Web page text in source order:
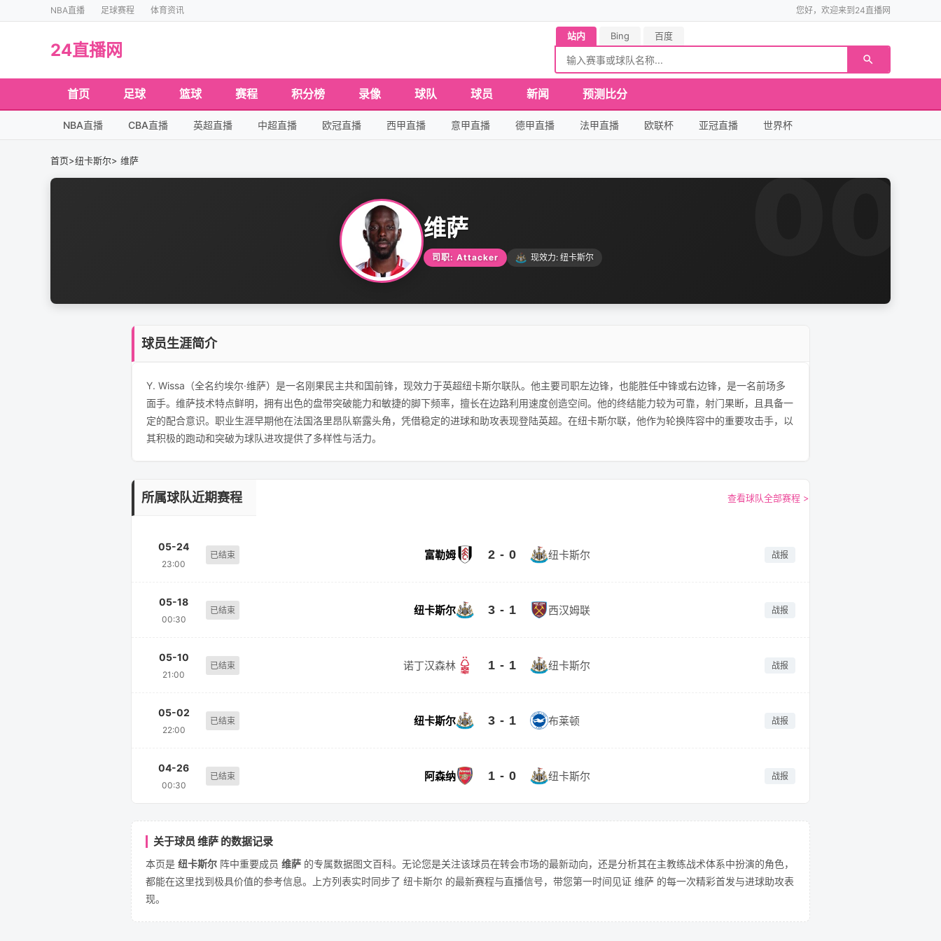
NBA直播 足球赛程 体育资讯 您好，欢迎来到24直播网
24直播网
站内 Bing 百度
首页 足球 篮球 赛程 积分榜 录像 球队 球员 新闻 预测比分
NBA直播 CBA直播 英超直播 中超直播 欧冠直播 西甲直播 意甲直播 德甲直播 法甲直播 欧联杯 亚冠直播 世界杯
首页>纽卡斯尔> 维萨 00
维萨
司职: Attacker 现效力: 纽卡斯尔
球员生涯简介
Y. Wissa（全名约埃尔·维萨）是一名刚果民主共和国前锋，现效力于英超纽卡斯尔联队。他主要司职左边锋，也能胜任中锋或右边锋，是一名前场多
面手。维萨技术特点鲜明，拥有出色的盘带突破能力和敏捷的脚下频率，擅长在边路利用速度创造空间。他的终结能力较为可靠，射门果断，且具备一
定的配合意识。职业生涯早期他在法国洛里昂队崭露头角，凭借稳定的进球和助攻表现登陆英超。在纽卡斯尔联，他作为轮换阵容中的重要攻击手，以
其积极的跑动和突破为球队进攻提供了多样性与活力。
所属球队近期赛程 查看球队全部赛程 >
05-24
23:00
已结束 富勒姆 2 - 0 纽卡斯尔 战报
05-18
00:30
已结束 纽卡斯尔 3 - 1 西汉姆联 战报
05-10
21:00
已结束 诺丁汉森林 1 - 1 纽卡斯尔 战报
05-02
22:00
已结束 纽卡斯尔 3 - 1 布莱顿 战报
04-26
00:30
已结束 阿森纳 1 - 0 纽卡斯尔 战报
关于球员 维萨 的数据记录
本页是 纽卡斯尔 阵中重要成员 维萨 的专属数据图文百科。无论您是关注该球员在转会市场的最新动向，还是分析其在主教练战术体系中扮演的角色，
都能在这里找到极具价值的参考信息。上方列表实时同步了 纽卡斯尔 的最新赛程与直播信号，带您第一时间见证 维萨 的每一次精彩首发与进球助攻表
现。